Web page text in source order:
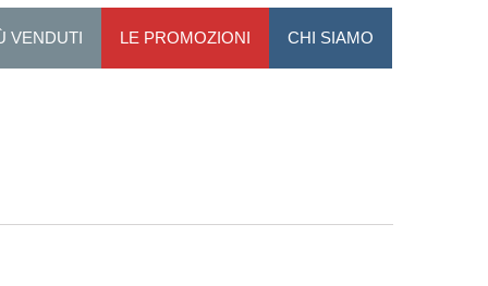
VENDUTI LE PROMOZIONI CHI SIAMO